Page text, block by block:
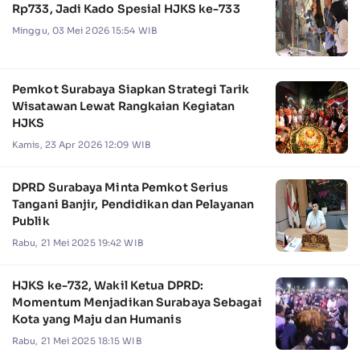
Rp733, Jadi Kado Spesial HJKS ke-733
Minggu, 03 Mei 2026 15:54 WIB
Pemkot Surabaya Siapkan Strategi Tarik
Wisatawan Lewat Rangkaian Kegiatan
HJKS
Kamis, 23 Apr 2026 12:09 WIB
DPRD Surabaya Minta Pemkot Serius
Tangani Banjir, Pendidikan dan Pelayanan
Publik
Rabu, 21 Mei 2025 19:42 WIB
HJKS ke-732, Wakil Ketua DPRD:
Momentum Menjadikan Surabaya Sebagai
Kota yang Maju dan Humanis
Rabu, 21 Mei 2025 18:15 WIB